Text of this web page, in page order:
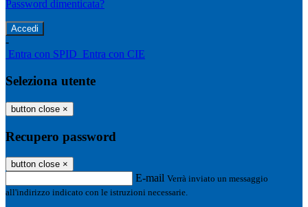
Password dimenticata?
-
Entra con SPID Entra con CIE
Seleziona utente
button close ×
Recupero password
button close ×
E-mail Verrà inviato un messaggio
all'indirizzo indicato con le istruzioni necessarie.